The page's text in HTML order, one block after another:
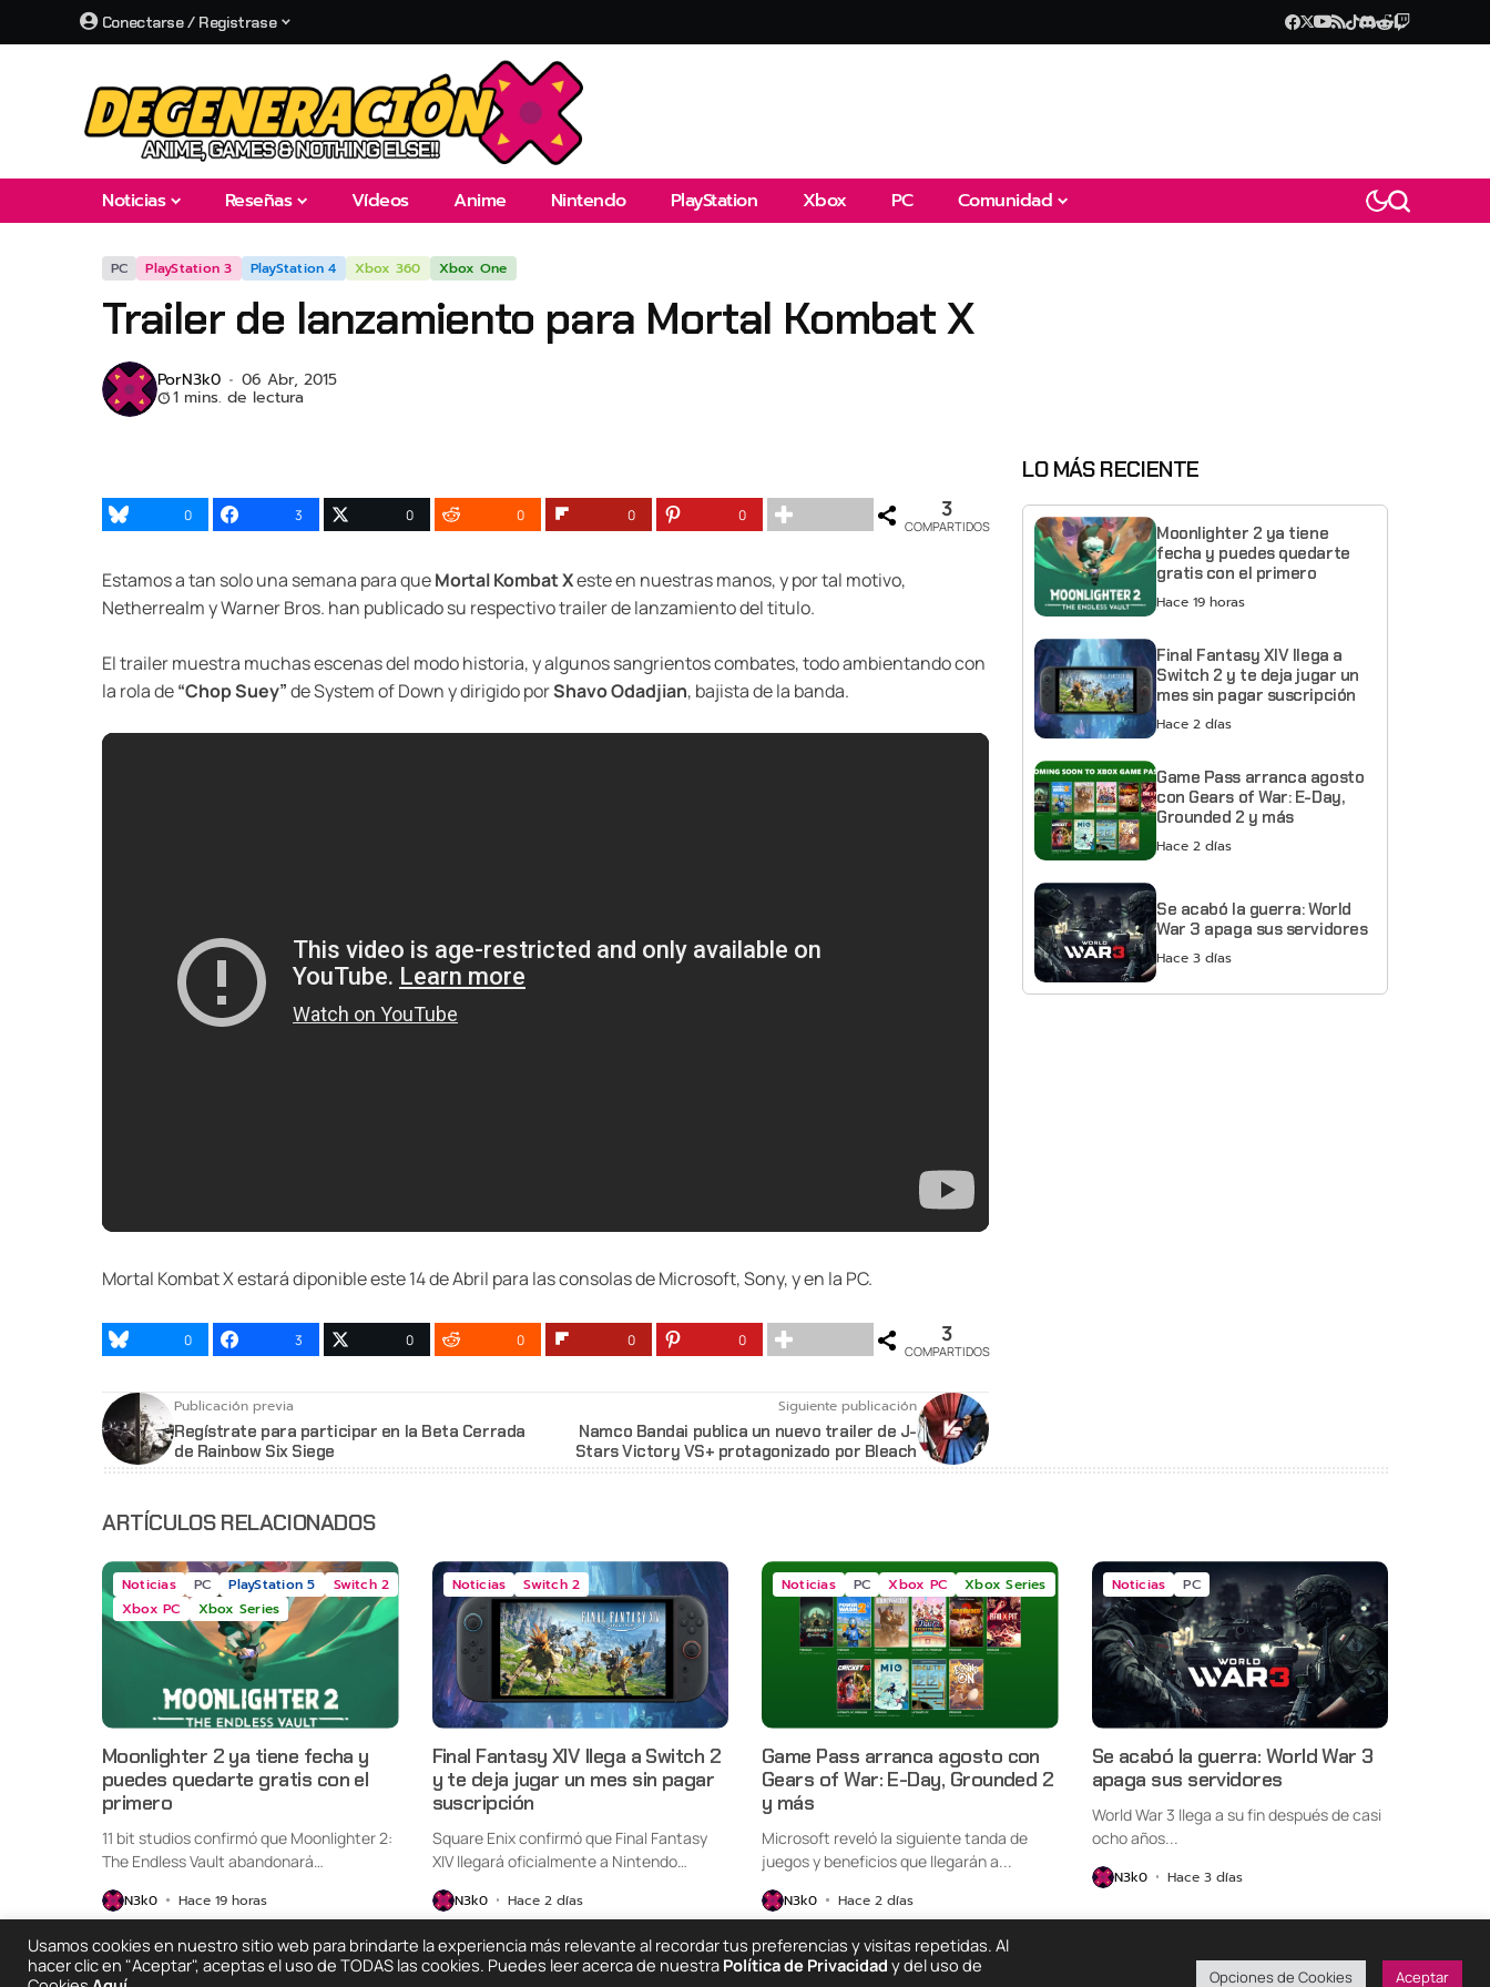
Conectarse / Registrase
Noticias Reseñas Vídeos Anime Nintendo PlayStation Xbox PC Comunidad
PC PlayStation 3 PlayStation 4 Xbox 360 Xbox One
Trailer de lanzamiento para Mortal Kombat X
PorN3k0 06 Abr, 2015
1 mins. de lectura
0 3 0 0 0 0 3
COMPARTIDOS
Estamos a tan solo una semana para queMortal Kombat Xeste en nuestras manos, y por tal motivo,
Netherrealm y Warner Bros. han publicado su respectivo trailer de lanzamiento del titulo.
El trailer muestra muchas escenas del modo historia, y algunos sangrientos combates, todo ambientando con
la rola de“Chop Suey”de System of Down y dirigido porShavo Odadjian, bajista de la banda.
Mortal Kombat X estará diponible este 14 de Abril para las consolas de Microsoft, Sony, y en la PC.
0 3 0 0 0 0 3
COMPARTIDOS
Publicación previa
Regístrate para participar en la Beta Cerrada
de Rainbow Six Siege
Siguiente publicación
Namco Bandai publica un nuevo trailer de J-
Stars Victory VS+ protagonizado por Bleach
LO MÁS RECIENTE
Moonlighter 2 ya tiene
fecha y puedes quedarte
gratis con el primero
Hace 19 horas
Final Fantasy XIV llega a
Switch 2 y te deja jugar un
mes sin pagar suscripción
Hace 2 días
Game Pass arranca agosto
con Gears of War: E-Day,
Grounded 2 y más
Hace 2 días
Se acabó la guerra: World
War 3 apaga sus servidores
Hace 3 días
ARTÍCULOS RELACIONADOS
Noticias PC PlayStation 5
Switch 2
Xbox PC
Xbox Series
Moonlighter 2 ya tiene fecha y
puedes quedarte gratis con el
primero
11 bit studios confirmó que Moonlighter 2:
The Endless Vault abandonará
N3k0 Hace 19 horas
Noticias Switch 2
Final Fantasy XIV llega a Switch 2
y te deja jugar un mes sin pagar
suscripción
Square Enix confirmó que Final Fantasy
XIV llegará oficialmente a Nintendo
N3k0 Hace 2 días
Noticias PC Xbox PC Xbox Series
Game Pass arranca agosto con
Gears of War: E-Day, Grounded 2
y más
Microsoft reveló la siguiente tanda de
juegos y beneficios que llegarán a...
N3k0 Hace 2 días
Noticias PC
Se acabó la guerra: World War 3
apaga sus servidores
World War 3 llega a su fin después de casi
ocho años...
N3k0 Hace 3 días
Usamos cookies en nuestro sitio web para brindarte la experiencia más relevante al recordar tus preferencias y visitas repetidas. Al
hacer clic en "Aceptar", aceptas el uso de TODAS las cookies. Puedes leer acerca de nuestra Política de Privacidad y del uso de
Opciones de Cookies Aceptar